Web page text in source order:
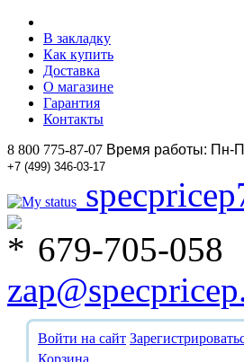
В закладку
Как купить
Доставка
О магазине
Гарантия
Контакты
8 800 775-87-07 Время работы: Пн-
+7 (499) 346-03-17
679-705-058
Войти на сайт
Корзина